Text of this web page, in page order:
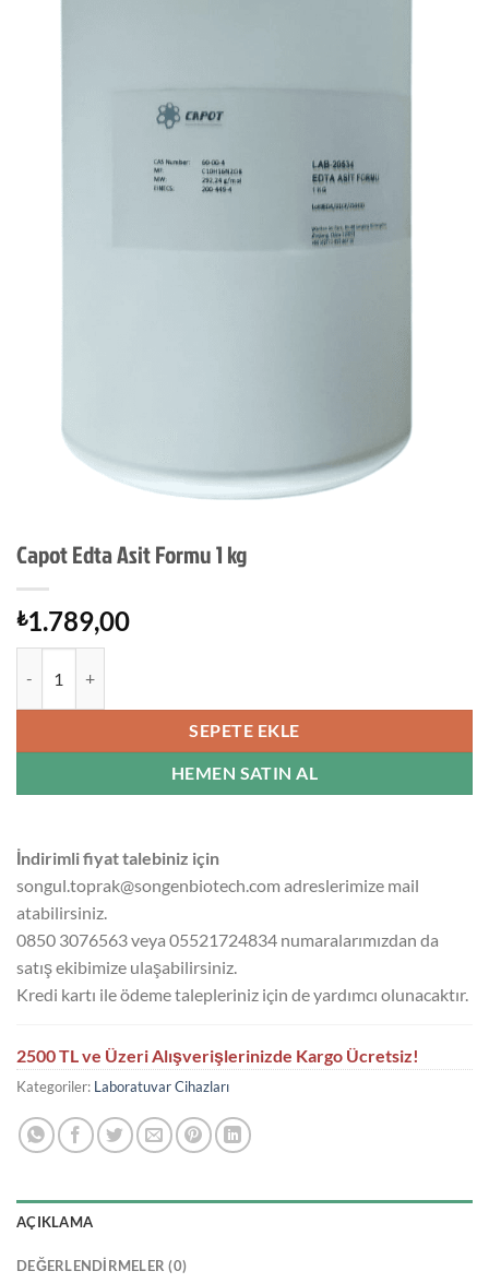
Capot Edta Asit Formu 1 kg
₺1.789,00
SEPETE EKLE
HEMEN SATIN AL
İndirimli fiyat talebiniz için
songul.toprak@songenbiotech.com adreslerimize mail
atabilirsiniz.
0850 3076563 veya 05521724834 numaralarımızdan da
satış ekibimize ulaşabilirsiniz.
Kredi kartı ile ödeme talepleriniz için de yardımcı olunacaktır.
2500 TL ve Üzeri Alışverişlerinizde Kargo Ücretsiz!
Kategoriler: Laboratuvar Cihazları
AÇIKLAMA
DEĞERLENDIRMELER (0)